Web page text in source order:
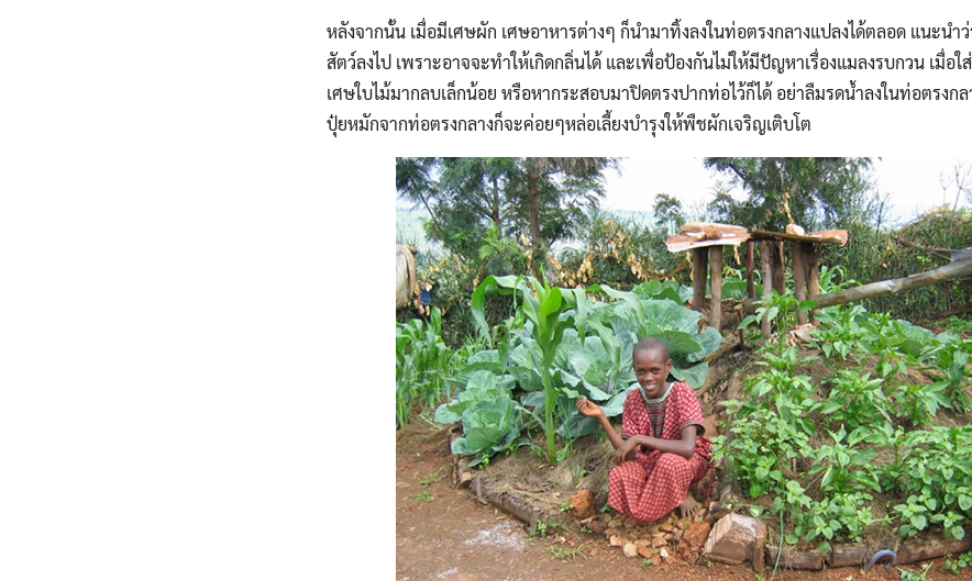
หลังจากนั้น เมื่อมีเศษผัก เศษอาหารต่างๆ ก็นำมาทิ้งลงในท่อตรงกลางแปลงได้ตลอด แนะนำ
สัตว์ลงไป เพราะอาจจะทำให้เกิดกลิ่นได้ และเพื่อป้องกันไม่ให้มีปัญหาเรื่องแมลงรบกวน เมื่อใ
เศษใบไม้มากลบเล็กน้อย หรือหากระสอบมาปิดตรงปากท่อไว้ก็ได้ อย่าลืมรดน้ำลงในท่อตรง
ปุ๋ยหมักจากท่อตรงกลางก็จะค่อยๆหล่อเลี้ยงบำรุงให้พืชผักเจริญเติบโต